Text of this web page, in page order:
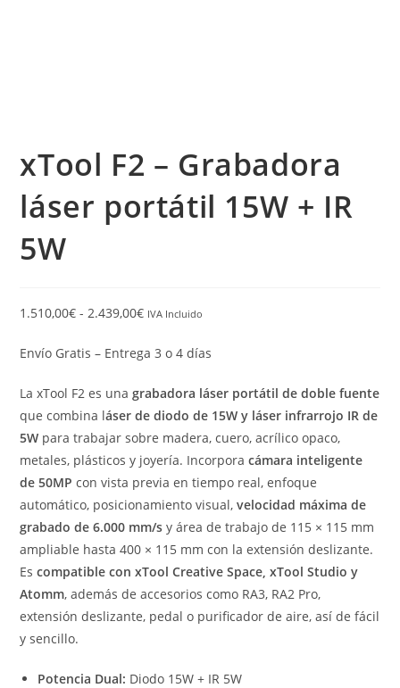
xTool F2 – Grabadora
láser portátil 15W + IR
5W
1.510,00€ - 2.439,00€ IVA Incluido
Envío Gratis – Entrega 3 o 4 días
La xTool F2 es unagrabadora láser portátil de doble fuente
que combina láser de diodo de 15W y láser infrarrojo IR de
5W para trabajar sobre madera, cuero, acrílico opaco,
metales, plásticos y joyería. Incorporacámara inteligente
de 50MP con vista previa en tiempo real, enfoque
automático, posicionamiento visual,velocidad máxima de
grabado de 6.000 mm/s y área de trabajo de 115 × 115 mm
ampliable hasta 400 × 115 mm con la extensión deslizante.
Escompatible con xTool Creative Space, xTool Studio y
Atomm, además de accesorios como RA3, RA2 Pro,
extensión deslizante, pedal o purificador de aire, así de fácil
y sencillo.
Potencia Dual: Diodo 15W + IR 5W